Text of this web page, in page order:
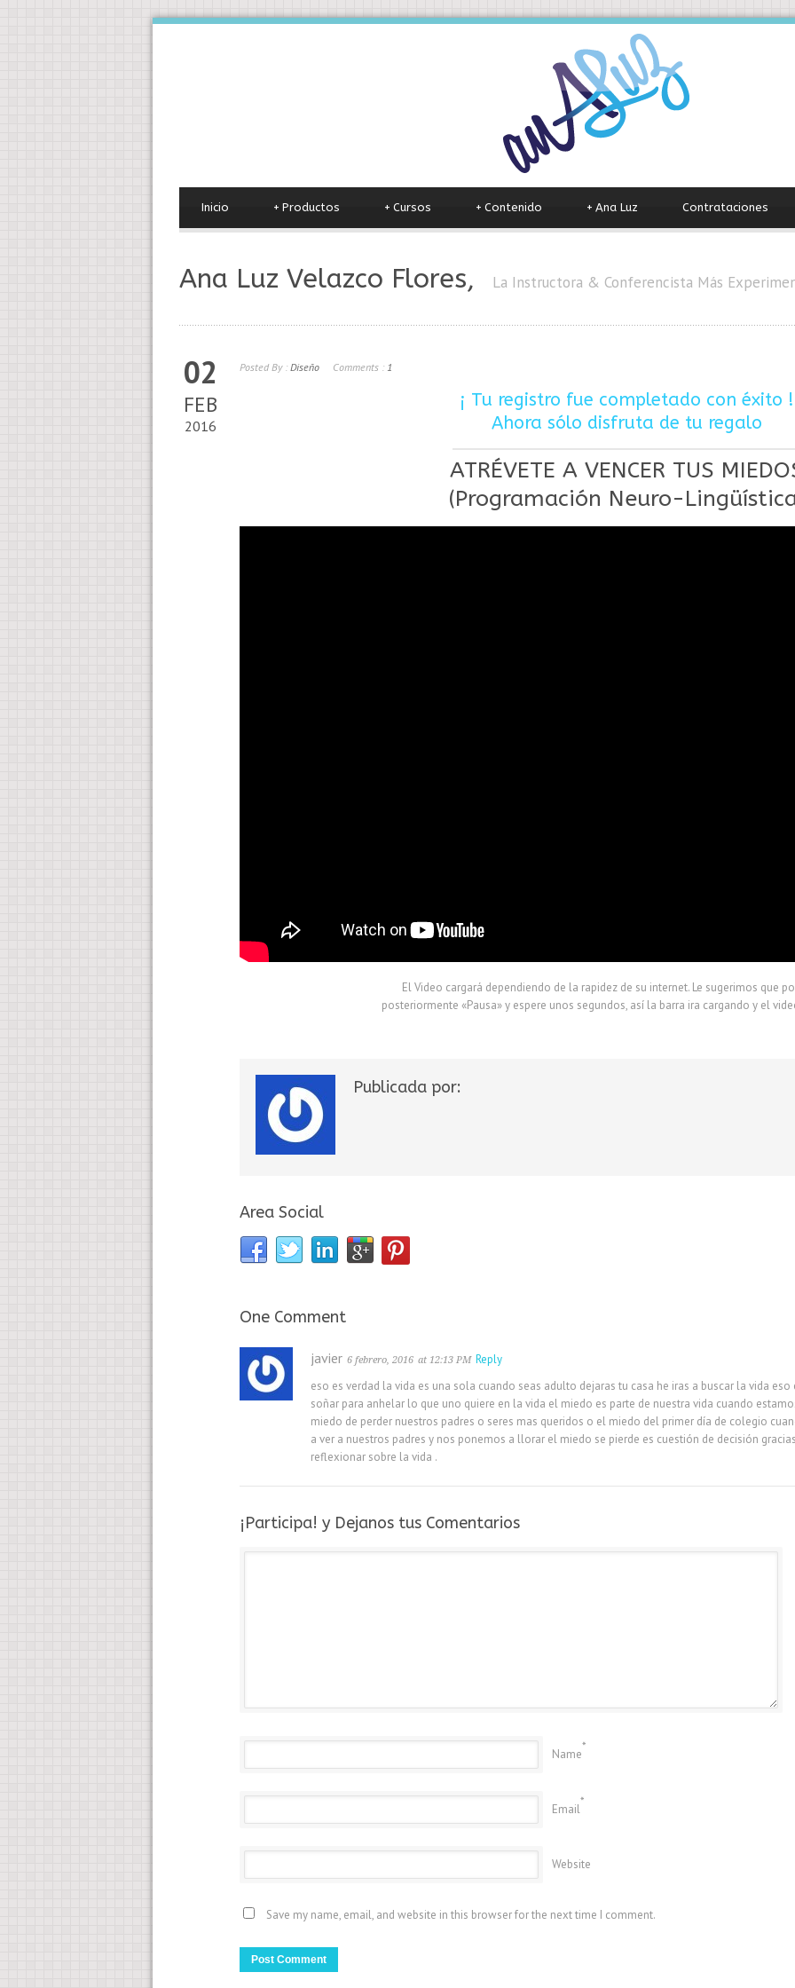
Inicio Productos
+ Cursos
+ Contenido
+ Ana Luz
+ Contrataciones
Ana Luz Velazco Flores, La Instructora & Conferencista Más
02
FEB
2016
Posted By : Diseño Comments : 1
¡ Tu registro fue completado con éxito !
Ahora sólo disfruta de tu regalo
ATRÉVETE A VENCER TUS
(Programación Neuro-
El Video cargará dependiendo de la rapidez de su internet. Le sugerimos que
posteriormente «Pausa» y espere unos segundos, así la barra ira cargando y el
Publicada por:
Area Social
One Comment
javier 6 febrero, 2016 at 12:13 PM Reply
eso es verdad la vida es una sola cuando seas adulto dejaras tu casa he iras a buscar la vida
soñar para anhelar lo que uno quiere en la vida el miedo es parte de nuestra vida cuando
miedo de perder nuestros padres o seres mas queridos o el miedo del primer día de colegio
a ver a nuestros padres y nos ponemos a llorar el miedo se pierde es cuestión de decisión
reflexionar sobre la vida .
¡Participa! y Dejanos tus Comentarios
Name
*
Email
*
Website
Save my name, email, and website in this browser for the next time I comment.